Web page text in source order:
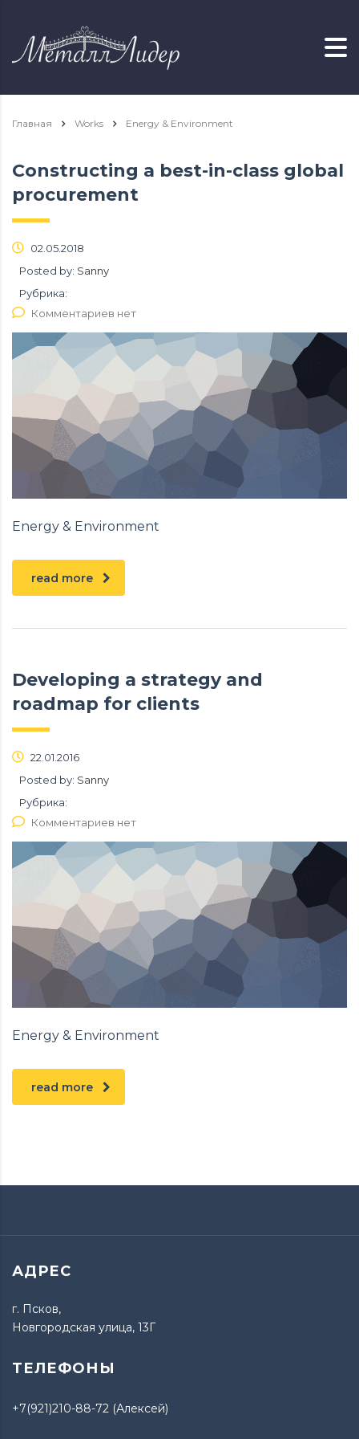
Главная Works Energy & Environment
Constructing a best-in-class global
procurement
02.05.2018
Posted by: Sanny
Рубрика:
Комментариев нет
Energy & Environment
read more
Developing a strategy and
roadmap for clients
22.01.2016
Posted by: Sanny
Рубрика:
Комментариев нет
Energy & Environment
read more
АДРЕС
г. Псков,
Новгородская улица, 13Г
ТЕЛЕФОНЫ
+7(921)210-88-72 (Алексей)